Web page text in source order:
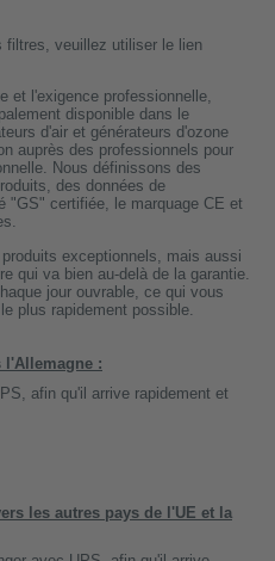
filtres, veuillez utiliser le lien
et l'exigence professionnelle,
disponible dans le
d'air et générateurs d'ozone
auprès des professionnels pour
Nous définissons des
des données de
"GS" certifiée, le marquage CE et
exceptionnels, mais aussi
qui va bien au-delà de la garantie.
jour ouvrable, ce qui vous
plus rapidement possible.
l'Allemagne :
afin qu'il arrive rapidement et
les autres pays de l'UE et la